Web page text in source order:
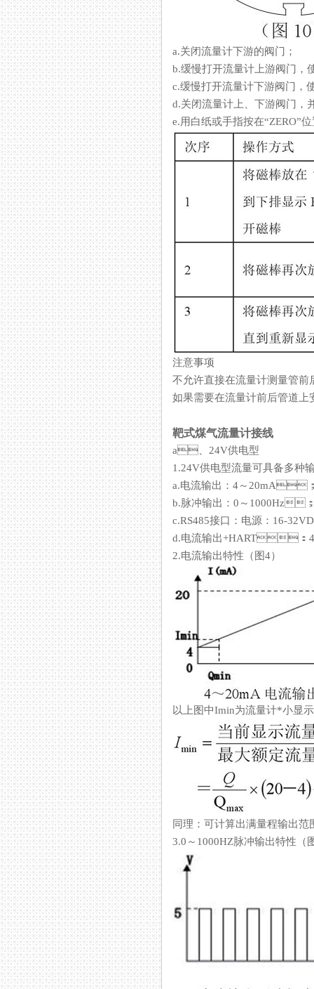
a.关闭流量计下游的阀门；
b.缓慢打开流量计上游阀门，
c.缓慢打开流量计下游阀门，
d.关闭流量计上、下游阀门
e.用白纸或手指按在
注意事项
不允许直接在流量计测量管前后
如果需要在流量计前后管道上安
靶式煤气流量计接线
a、24V供电型
1.24V供电型流量可具备多种输
a.电流输出：4～20mA；
b.脉冲输出：0～1000Hz
c.RS485接口：电源：
d.电流输出+HART：4
2.电流输出特性（图4）
以上图中Imin为流量计*小显示流
同理：可计算出满量程输出
3.0～1000HZ脉冲输出特性（